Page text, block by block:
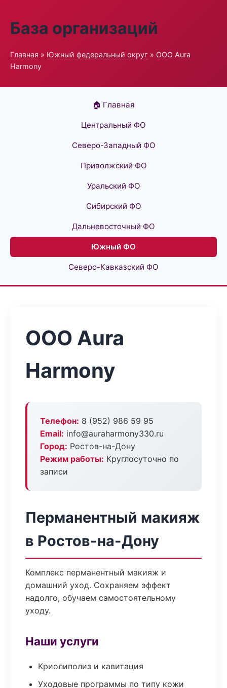
База организаций
Главная » Южный федеральный округ » ООО Aura
Harmony
🏠 Главная
Центральный ФО
Северо-Западный ФО
Приволжский ФО
Уральский ФО
Сибирский ФО
Дальневосточный ФО
Южный ФО
Северо-Кавказский ФО
ООО Aura
Harmony
Телефон: 8 (952) 986 59 95
Email: info@auraharmony330.ru
Город: Ростов-на-Дону
Режим работы: Круглосуточно по
записи
Перманентный макияж
в Ростов-на-Дону
Комплекс перманентный макияж и
домашний уход. Сохраняем эффект
надолго, обучаем самостоятельному
уходу.
Наши услуги
Криолиполиз и кавитация
Уходовые программы по типу кожи